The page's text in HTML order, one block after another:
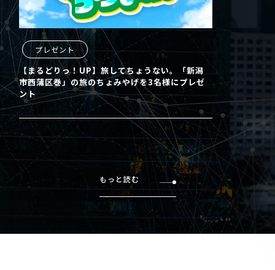
プレゼント
【まるどりっ！UP】旅してちょうない。「新潟
市西蒲区巻」の旅のちょみやげを3名様にプレゼ
ント
もっと読む